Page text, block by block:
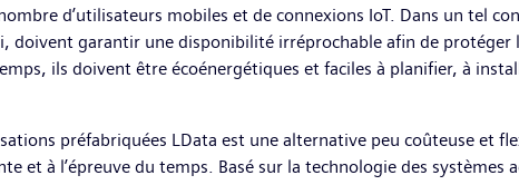
d’utilisateurs mobiles et de connexions IoT. Dans un tel
doivent garantir une disponibilité irréprochable afin de
ils doivent être écoénergétiques et faciles à planifier, à
préfabriquées LData est une alternative peu coûteuse
et à l’épreuve du temps. Basé sur la technologie des